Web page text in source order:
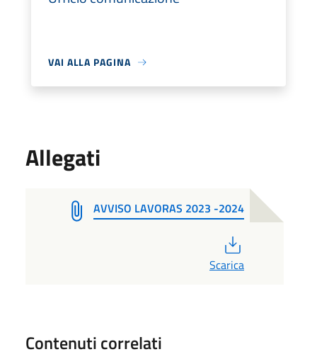
VAI ALLA PAGINA
Allegati
AVVISO LAVORAS 2023 -2024
Scarica
Contenuti correlati